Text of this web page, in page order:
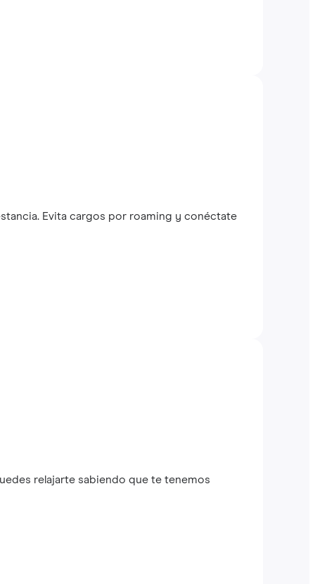
Evita cargos por roaming y conéctate
relajarte sabiendo que te tenemos